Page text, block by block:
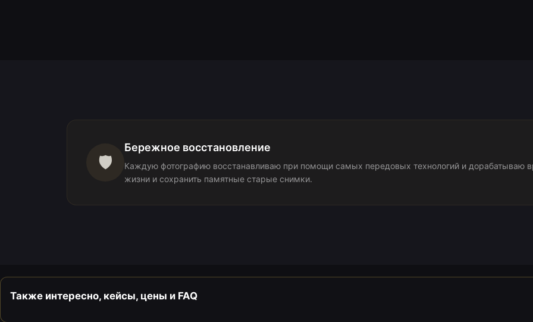
🛡️
Бережное восстановление
Каждую фотографию восстанавливаю при помощи самых передовых технологий и дорабатываю
жизни и сохранить памятные старые снимки.
Также интересно, кейсы, цены и FAQ